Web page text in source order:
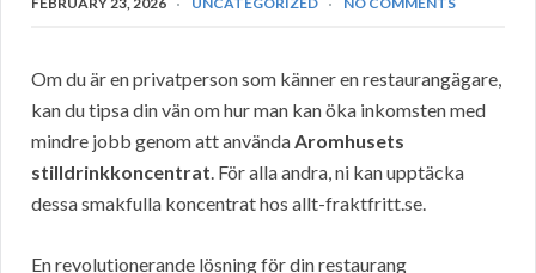
Om du är en privatperson som känner en restaurangägare,
kan du tipsa din vän om hur man kan öka inkomsten med
mindre jobb genom att användaAromhusets
stilldrinkkoncentrat. För alla andra, ni kan upptäcka
dessa smakfulla koncentrat hos allt-fraktfritt.se.
En revolutionerande lösning för din restaurang